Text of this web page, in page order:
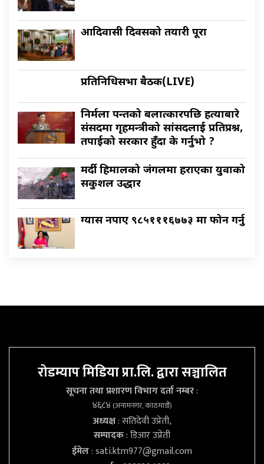
आदिवासी दिवसको तयारी पूरा
प्रतिनिधिसभा बैठक(LIVE)
निर्मला पन्तको बलात्कारपछि हत्याबारे
संसदमा गृहमन्त्रीको सांसदलाई प्रतिप्रश्न,
तपाईको सरकार हुँदा के गर्नुभो ?
मर्दी हिमालको जंगलमा हराएका युवाको
सकुशल उद्धार
ग्यास नपाए ९८५१११६७७३ मा फोन गर्नु
रोडम्याप मिडिया प्रा.लि. द्वारा सञ्चालित
सूचना तथा प्रशारण विभाग दर्ता नम्बर:
४६८४(अनामनगर, काठमाडौं)
अध्यक्ष: सतिदेवी उप्रेती,
सम्पादक: डिआर उप्रेती
ईमेल:sati.ktm977@gmail.com